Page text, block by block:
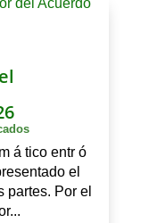
á tico entr ó
el
partes. Por el